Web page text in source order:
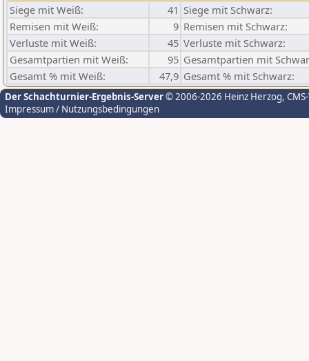
Siege mit Weiß:
41 Siege mit Schwarz:
Remisen mit Weiß:
9 Remisen mit Schwarz:
Verluste mit Weiß:
45 Verluste mit Schwarz:
Gesamtpartien mit Weiß:
95 Gesamtpartien mit
Gesamt % mit Weiß:
47,9 Gesamt % mit Schwarz:
Der Schachturnier-Ergebnis-Server© 2006-2026 Heinz Herzog,
Impressum / Nutzungsbedingungen